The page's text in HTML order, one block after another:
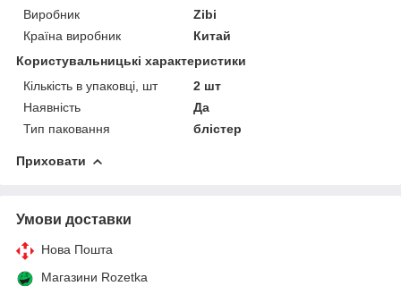
Виробник
Zibi
Країна виробник
Китай
Користувальницькі характеристики
Кількість в упаковці, шт
2 шт
Наявність
Да
Тип паковання
блістер
Приховати
Умови доставки
Нова Пошта
Магазини Rozetka